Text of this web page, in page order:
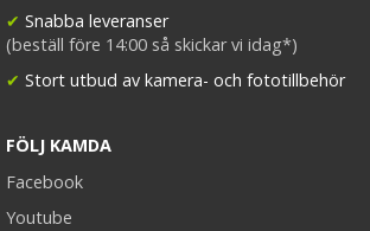
✔ Snabba leveranser
(beställ före 14:00 så skickar vi idag*)
✔ Stort utbud av kamera- och fototillbehör
FÖLJ KAMDA
Facebook
Youtube